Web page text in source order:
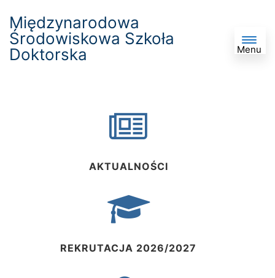
Międzynarodowa
Środowiskowa Szkoła
Doktorska
Menu
AKTUALNOŚCI
REKRUTACJA 2026/2027